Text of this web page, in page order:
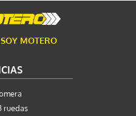
MOTERO
ruedas